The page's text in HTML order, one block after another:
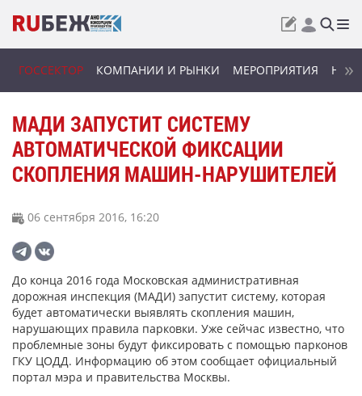
ГОССЕКТОР КОМПАНИИ И РЫНКИ МЕРОПРИЯТИЯ
МАДИ ЗАПУСТИТ СИСТЕМУ
АВТОМАТИЧЕСКОЙ ФИКСАЦИИ
СКОПЛЕНИЯ МАШИН-НАРУШИТЕЛЕЙ
06 сентября 2016, 16:20
До конца 2016 года Московская административная
дорожная инспекция (МАДИ) запустит систему, которая
будет автоматически выявлять скопления машин,
нарушающих правила парковки. Уже сейчас известно, что
проблемные зоны будут фиксировать с помощью парконов
ГКУ ЦОДД. Информацию об этом сообщает официальный
портал мэра и правительства Москвы.